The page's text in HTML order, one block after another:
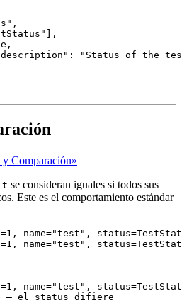
" ,
"
,
,
description " : " Status of the
Comparación»
se consideran iguales si todos sus
Este es el comportamiento estándar
=1 , name="test " , status=
=1 , name="test " , status=
=1 , name="test " , status=
— el status difiere